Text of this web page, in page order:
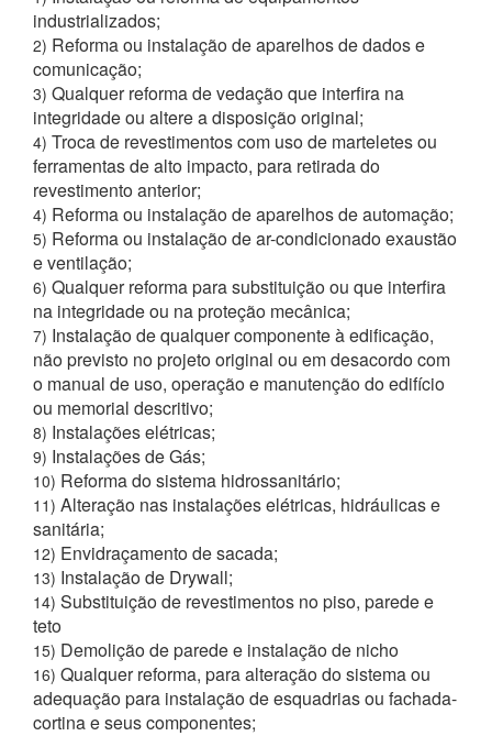
industrializados;
2) Reforma ou instalação de aparelhos de dados e
comunicação;
3) Qualquer reforma de vedação que interfira na
integridade ou altere a disposição original;
4) Troca de revestimentos com uso de marteletes ou
ferramentas de alto impacto, para retirada do
revestimento anterior;
4) Reforma ou instalação de aparelhos de automação;
5) Reforma ou instalação de ar-condicionado exaustão
e ventilação;
6) Qualquer reforma para substituição ou que interfira
na integridade ou na proteção mecânica;
7) Instalação de qualquer componente à edificação,
não previsto no projeto original ou em desacordo com
o manual de uso, operação e manutenção do edifício
ou memorial descritivo;
8) Instalações elétricas;
9) Instalações de Gás;
10) Reforma do sistema hidrossanitário;
11) Alteração nas instalações elétricas, hidráulicas e
sanitária;
12) Envidraçamento de sacada;
13) Instalação de Drywall;
14) Substituição de revestimentos no piso, parede e
teto
15) Demolição de parede e instalação de nicho
16) Qualquer reforma, para alteração do sistema ou
adequação para instalação de esquadrias ou fachada-
cortina e seus componentes;